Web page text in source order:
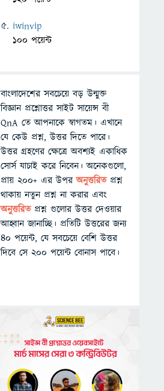
iwinvip
100 পয়েন্ট
বাংলাদেশের সবচেয়ে বড় উন্মুক্ত
বিজ্ঞান প্রশ্নোত্তর সাইট সায়েন্স বী
QnA তে আপনাকে স্বাগতম। এখানে
যে কেউ প্রশ্ন, উত্তর দিতে পারে।
উত্তর গ্রহণের ক্ষেত্রে অবশ্যই একাধিক
সোর্স যাচাই করে নিবেন। অনেকগুলো,
প্রায় ২০০+ এর উপরঅনুত্তরিতপ্রশ্ন
থাকায় নতুন প্রশ্ন না করার এবং
অনুত্তরিত প্রশ্ন গুলোর উত্তর দেওয়ার
আহ্বান জানাচ্ছি। প্রতিটি উত্তরের জন্য
৪০ পয়েন্ট, যে সবচেয়ে বেশি উত্তর
দিবে সে ২০০ পয়েন্ট বোনাস পাবে।